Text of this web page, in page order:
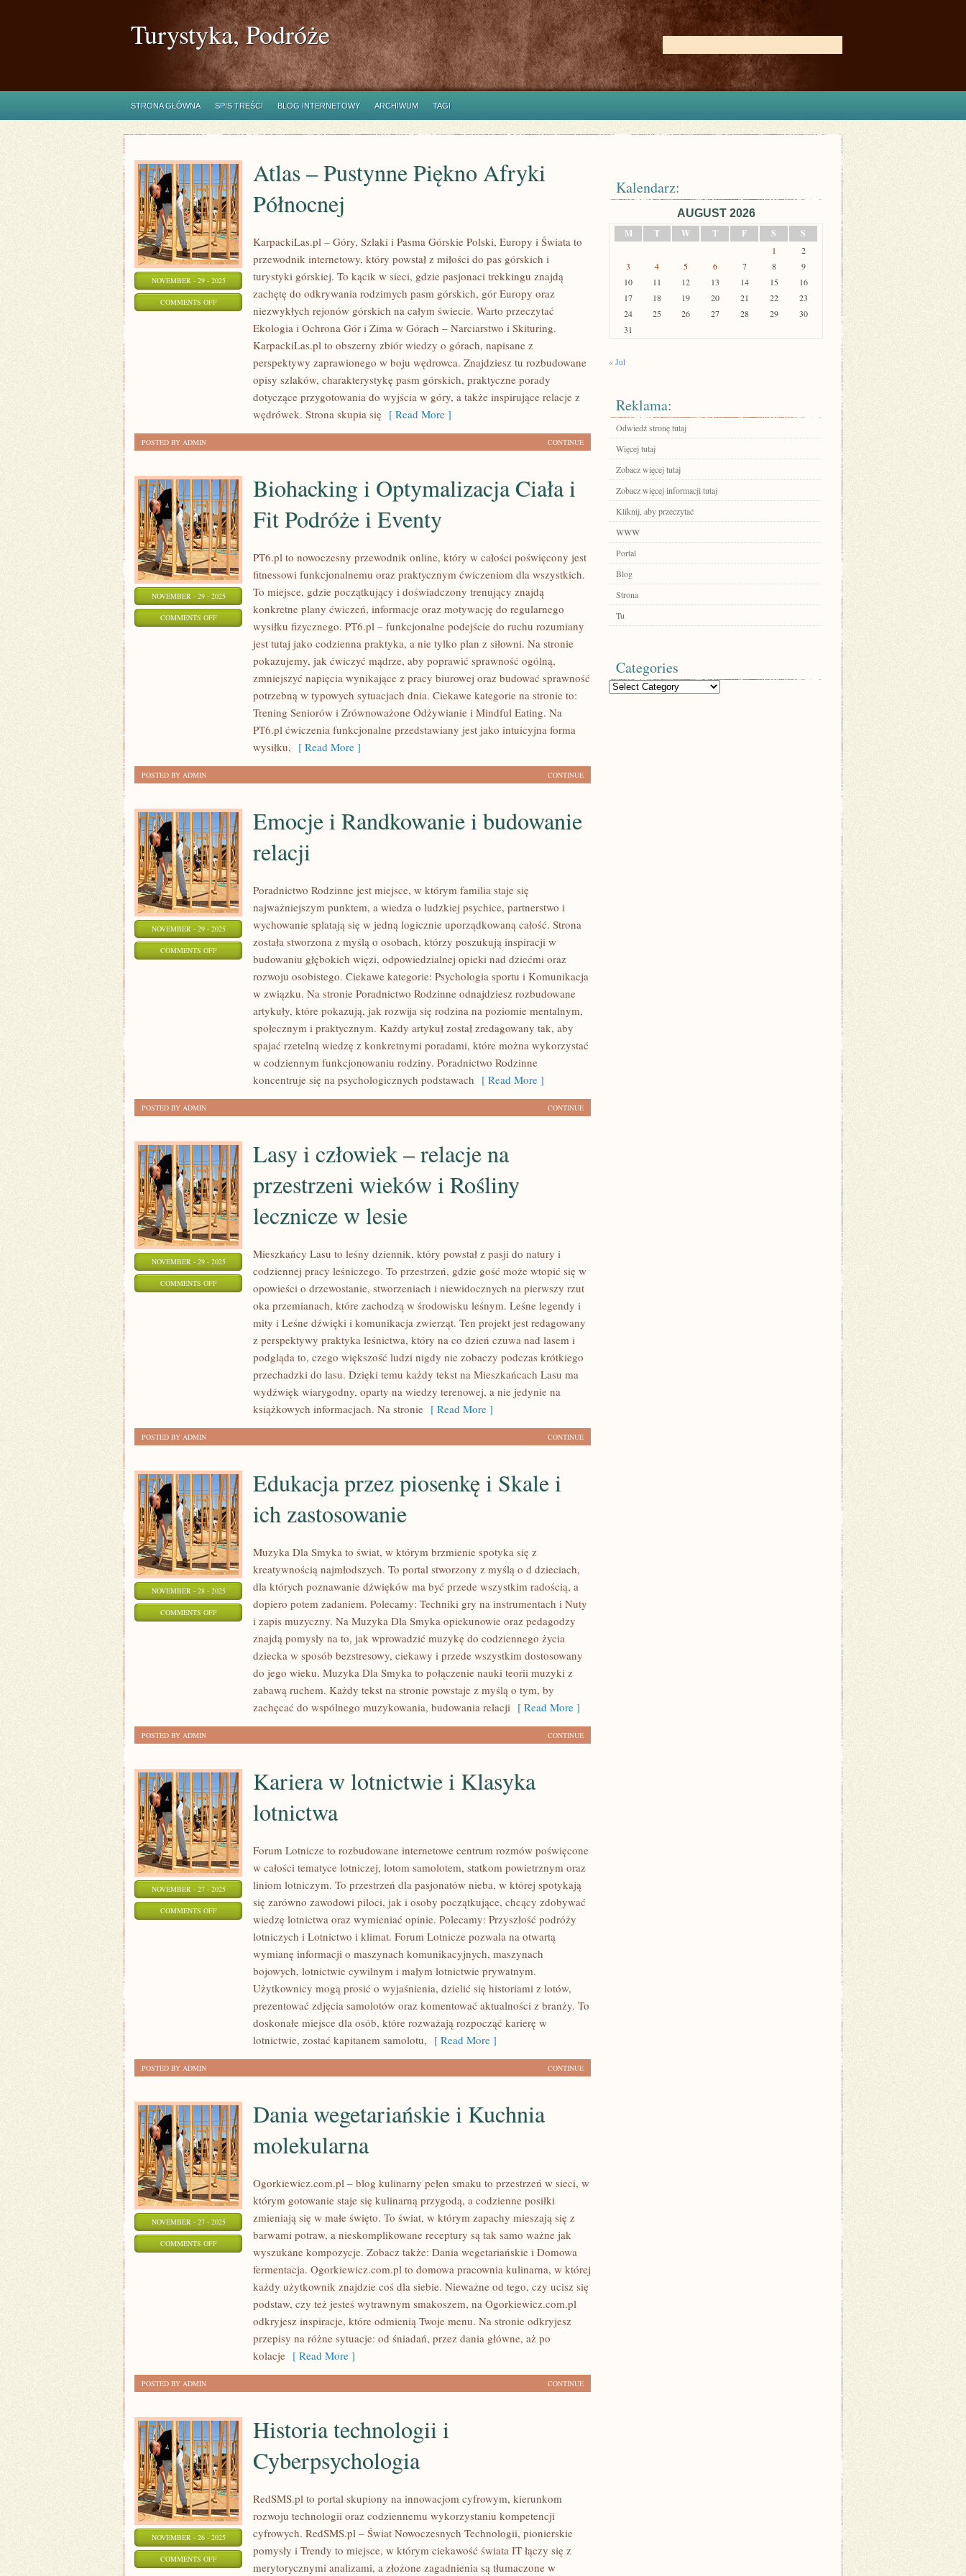
Turystyka, Podróże
STRONA GŁÓWNA SPIS TREŚCI BLOG INTERNETOWY ARCHIWUM TAGI
NOVEMBER - 29 - 2025
COMMENTS OFFON
Atlas – Pustynne Piękno Afryki
Północnej
KarpackiLas.pl – Góry, Szlaki i Pasma Górskie Polski, Europy i Świata to
przewodnik internetowy, który powstał z miłości do pas górskich i
turystyki górskiej. To kącik w sieci, gdzie pasjonaci trekkingu znajdą
zachętę do odkrywania rodzimych pasm górskich, gór Europy oraz
niezwykłych rejonów górskich na całym świecie. Warto przeczytać
Ekologia i Ochrona Gór i Zima w Górach – Narciarstwo i Skituring.
KarpackiLas.pl to obszerny zbiór wiedzy o górach, napisane z
perspektywy zaprawionego w boju wędrowca. Znajdziesz tu rozbudowane
opisy szlaków, charakterystykę pasm górskich, praktyczne porady
dotyczące przygotowania do wyjścia w góry, a także inspirujące relacje z
wędrówek. Strona skupia się [ Read More ]
CONTINUE
POSTED BY ADMIN
NOVEMBER - 29 - 2025
COMMENTS OFFON
Biohacking i Optymalizacja Ciała i
Fit Podróże i Eventy
PT6.pl to nowoczesny przewodnik online, który w całości poświęcony jest
fitnessowi funkcjonalnemu oraz praktycznym ćwiczeniom dla wszystkich.
To miejsce, gdzie początkujący i doświadczony trenujący znajdą
konkretne plany ćwiczeń, informacje oraz motywację do regularnego
wysiłku fizycznego. PT6.pl – funkcjonalne podejście do ruchu rozumiany
jest tutaj jako codzienna praktyka, a nie tylko plan z siłowni. Na stronie
pokazujemy, jak ćwiczyć mądrze, aby poprawić sprawność ogólną,
zmniejszyć napięcia wynikające z pracy biurowej oraz budować sprawność
potrzebną w typowych sytuacjach dnia. Ciekawe kategorie na stronie to:
Trening Seniorów i Zrównoważone Odżywianie i Mindful Eating. Na
PT6.pl ćwiczenia funkcjonalne przedstawiany jest jako intuicyjna forma
wysiłku, [ Read More ]
CONTINUE
POSTED BY ADMIN
NOVEMBER - 29 - 2025
COMMENTS OFFON
Emocje i Randkowanie i budowanie
relacji
Poradnictwo Rodzinne jest miejsce, w którym familia staje się
najważniejszym punktem, a wiedza o ludzkiej psychice, partnerstwo i
wychowanie splatają się w jedną logicznie uporządkowaną całość. Strona
została stworzona z myślą o osobach, którzy poszukują inspiracji w
budowaniu głębokich więzi, odpowiedzialnej opieki nad dziećmi oraz
rozwoju osobistego. Ciekawe kategorie: Psychologia sportu i Komunikacja
w związku. Na stronie Poradnictwo Rodzinne odnajdziesz rozbudowane
artykuły, które pokazują, jak rozwija się rodzina na poziomie mentalnym,
społecznym i praktycznym. Każdy artykuł został zredagowany tak, aby
spajać rzetelną wiedzę z konkretnymi poradami, które można wykorzystać
w codziennym funkcjonowaniu rodziny. Poradnictwo Rodzinne
koncentruje się na psychologicznych podstawach [ Read More ]
CONTINUE
POSTED BY ADMIN
NOVEMBER - 29 - 2025
COMMENTS OFFON
PRZESTRZENI
WIEKÓW
I
LECZNICZE
W
LESIE
Lasy i człowiek – relacje na
przestrzeni wieków i Rośliny
lecznicze w lesie
Mieszkańcy Lasu to leśny dziennik, który powstał z pasji do natury i
codziennej pracy leśniczego. To przestrzeń, gdzie gość może wtopić się w
opowieści o drzewostanie, stworzeniach i niewidocznych na pierwszy rzut
oka przemianach, które zachodzą w środowisku leśnym. Leśne legendy i
mity i Leśne dźwięki i komunikacja zwierząt. Ten projekt jest redagowany
z perspektywy praktyka leśnictwa, który na co dzień czuwa nad lasem i
podgląda to, czego większość ludzi nigdy nie zobaczy podczas krótkiego
przechadzki do lasu. Dzięki temu każdy tekst na Mieszkańcach Lasu ma
wydźwięk wiarygodny, oparty na wiedzy terenowej, a nie jedynie na
książkowych informacjach. Na stronie [ Read More ]
CONTINUE
POSTED BY ADMIN
NOVEMBER - 28 - 2025
COMMENTS OFFON
Edukacja przez piosenkę i Skale i
ich zastosowanie
Muzyka Dla Smyka to świat, w którym brzmienie spotyka się z
kreatywnością najmłodszych. To portal stworzony z myślą o d dzieciach,
dla których poznawanie dźwięków ma być przede wszystkim radością, a
dopiero potem zadaniem. Polecamy: Techniki gry na instrumentach i Nuty
i zapis muzyczny. Na Muzyka Dla Smyka opiekunowie oraz pedagodzy
znajdą pomysły na to, jak wprowadzić muzykę do codziennego życia
dziecka w sposób bezstresowy, ciekawy i przede wszystkim dostosowany
do jego wieku. Muzyka Dla Smyka to połączenie nauki teorii muzyki z
zabawą ruchem. Każdy tekst na stronie powstaje z myślą o tym, by
zachęcać do wspólnego muzykowania, budowania relacji [ Read More ]
CONTINUE
POSTED BY ADMIN
NOVEMBER - 27 - 2025
COMMENTS OFFON
LOTNICTWA
Kariera w lotnictwie i Klasyka
lotnictwa
Forum Lotnicze to rozbudowane internetowe centrum rozmów poświęcone
w całości tematyce lotniczej, lotom samolotem, statkom powietrznym oraz
liniom lotniczym. To przestrzeń dla pasjonatów nieba, w której spotykają
się zarówno zawodowi piloci, jak i osoby początkujące, chcący zdobywać
wiedzę lotnictwa oraz wymieniać opinie. Polecamy: Przyszłość podróży
lotniczych i Lotnictwo i klimat. Forum Lotnicze pozwala na otwartą
wymianę informacji o maszynach komunikacyjnych, maszynach
bojowych, lotnictwie cywilnym i małym lotnictwie prywatnym.
Użytkownicy mogą prosić o wyjaśnienia, dzielić się historiami z lotów,
prezentować zdjęcia samolotów oraz komentować aktualności z branży. To
doskonałe miejsce dla osób, które rozważają rozpocząć karierę w
lotnictwie, zostać kapitanem samolotu, [ Read More ]
CONTINUE
POSTED BY ADMIN
NOVEMBER - 27 - 2025
COMMENTS OFFON
Dania wegetariańskie i Kuchnia
molekularna
Ogorkiewicz.com.pl – blog kulinarny pełen smaku to przestrzeń w sieci, w
którym gotowanie staje się kulinarną przygodą, a codzienne posiłki
zmieniają się w małe święto. To świat, w którym zapachy mieszają się z
barwami potraw, a nieskomplikowane receptury są tak samo ważne jak
wyszukane kompozycje. Zobacz także: Dania wegetariańskie i Domowa
fermentacja. Ogorkiewicz.com.pl to domowa pracownia kulinarna, w której
każdy użytkownik znajdzie coś dla siebie. Nieważne od tego, czy ucisz się
podstaw, czy też jesteś wytrawnym smakoszem, na Ogorkiewicz.com.pl
odkryjesz inspiracje, które odmienią Twoje menu. Na stronie odkryjesz
przepisy na różne sytuacje: od śniadań, przez dania główne, aż po
kolacje [ Read More ]
CONTINUE
POSTED BY ADMIN
NOVEMBER - 26 - 2025
COMMENTS OFFON
Historia technologii i
Cyberpsychologia
RedSMS.pl to portal skupiony na innowacjom cyfrowym, kierunkom
rozwoju technologii oraz codziennemu wykorzystaniu kompetencji
cyfrowych. RedSMS.pl – Świat Nowoczesnych Technologii, pionierskie
pomysły i Trendy to miejsce, w którym ciekawość świata IT łączy się z
merytorycznymi analizami, a złożone zagadnienia są tłumaczone w
Kalendarz:
AUGUST 2026
M
T W T F S S
1
2
3
4 5 6 7 8
9
10
11 12 13 14 15
16
17
18 19 20 21 22
23
24
25 26 27 28 29
30
31
« Jul
Reklama:
Odwiedź stronę tutaj
Więcej tutaj
Zobacz więcej tutaj
Zobacz więcej informacji tutaj
Kliknij, aby przeczytać
WWW
Portal
Blog
Strona
Tu
Categories
Categories